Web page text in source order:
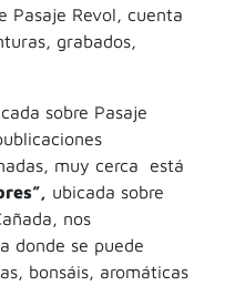
Pasaje Revol, cuenta
grabados,
sobre Pasaje
muy cerca está
ubicada sobre
nos
donde se puede
bonsáis, aromáticas